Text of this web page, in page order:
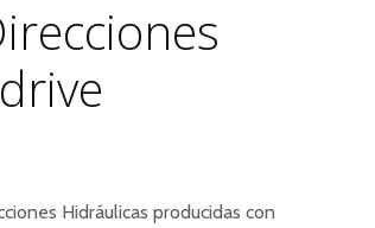
Hidráulicas producidas con